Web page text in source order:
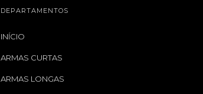
DEPARTAMENTOS
INÍCIO
ARMAS CURTAS
ARMAS LONGAS